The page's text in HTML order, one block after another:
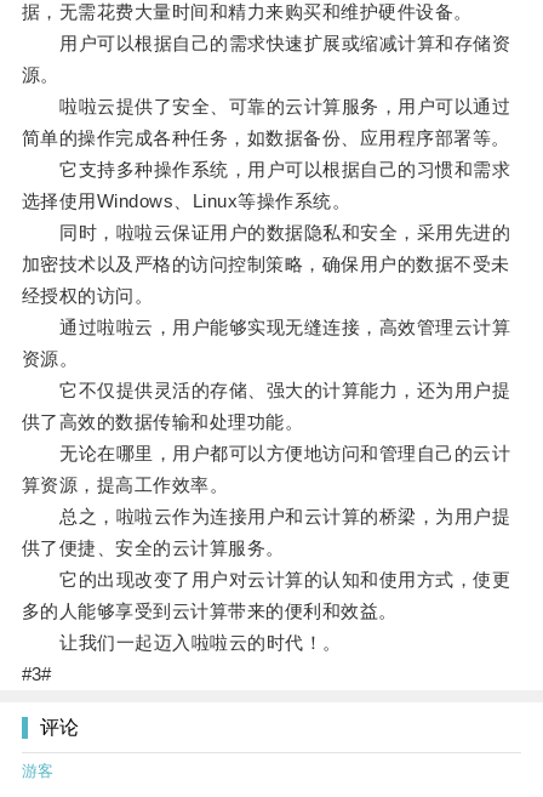
据，无需花费大量时间和精力来购买和维护硬件设备。
用户可以根据自己的需求快速扩展或缩减计算和存储资
源。
啦啦云提供了安全、可靠的云计算服务，用户可以通过
简单的操作完成各种任务，如数据备份、应用程序部署等。
它支持多种操作系统，用户可以根据自己的习惯和需求
选择使用Windows、Linux等操作系统。
同时，啦啦云保证用户的数据隐私和安全，采用先进的
加密技术以及严格的访问控制策略，确保用户的数据不受未
经授权的访问。
通过啦啦云，用户能够实现无缝连接，高效管理云计算
资源。
它不仅提供灵活的存储、强大的计算能力，还为用户提
供了高效的数据传输和处理功能。
无论在哪里，用户都可以方便地访问和管理自己的云计
算资源，提高工作效率。
总之，啦啦云作为连接用户和云计算的桥梁，为用户提
供了便捷、安全的云计算服务。
它的出现改变了用户对云计算的认知和使用方式，使更
多的人能够享受到云计算带来的便利和效益。
让我们一起迈入啦啦云的时代！。
#3#
评论
游客